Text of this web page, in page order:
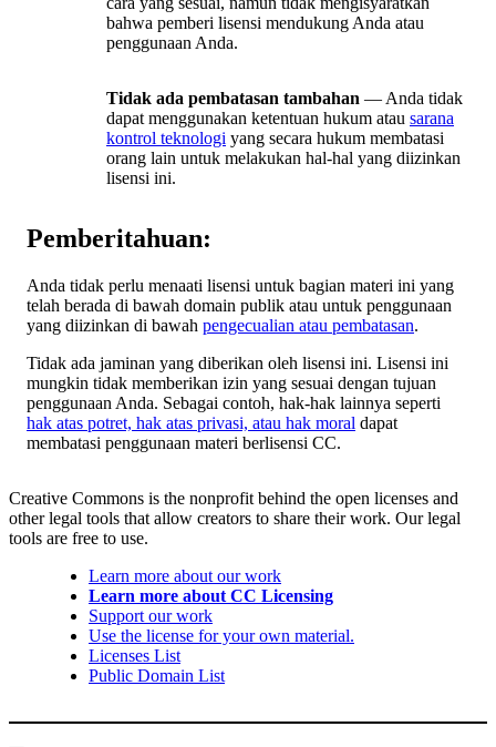
bahwa pemberi lisensi mendukung Anda atau
penggunaan Anda.
Tidak ada pembatasan tambahan — Anda tidak
dapat menggunakan ketentuan hukum atau sarana
kontrol teknologi yang secara hukum membatasi
orang lain untuk melakukan hal-hal yang diizinkan
lisensi ini.
Pemberitahuan:
Anda tidak perlu menaati lisensi untuk bagian materi ini yang
telah berada di bawah domain publik atau untuk penggunaan
yang diizinkan di bawah pengecualian atau pembatasan.
Tidak ada jaminan yang diberikan oleh lisensi ini. Lisensi ini
mungkin tidak memberikan izin yang sesuai dengan tujuan
penggunaan Anda. Sebagai contoh, hak-hak lainnya seperti
hak atas potret, hak atas privasi, atau hak moral dapat
membatasi penggunaan materi berlisensi CC.
Creative Commons is the nonprofit behind the open licenses and
other legal tools that allow creators to share their work. Our legal
tools are free to use.
Learn more about our work
Learn more about CC Licensing
Support our work
Use the license for your own material.
Licenses List
Public Domain List